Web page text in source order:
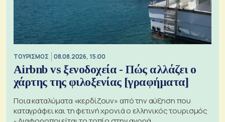
ΤΟΥΡΙΣΜΟΣ 08.08.2026, 15:00
Airbnb vs ξενοδοχεία - Πώς αλλάζει ο
χάρτης της φιλοξενίας [γραφήματα]
Ποια καταλύματα «κερδίζουν» από την αύξηση που
καταγράφει και τη φετινή χρονιά ο ελληνικός τουρισμός